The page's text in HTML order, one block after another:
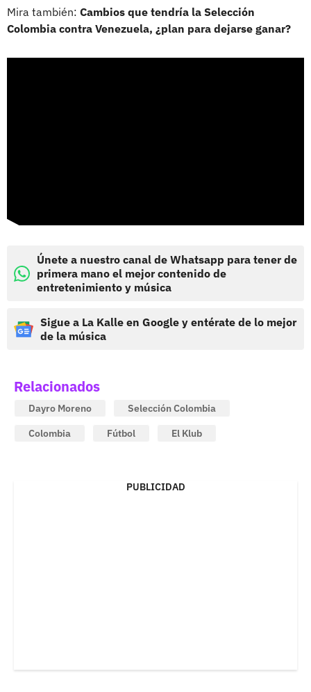
Mira también: Cambios que tendría la Selección
Colombia contra Venezuela, ¿plan para dejarse ganar?
Únete a nuestro canal de Whatsapp para tener de
primera mano el mejor contenido de
entretenimiento y música
Sigue a La Kalle en Google y entérate de lo mejor
de la música
Relacionados
Dayro Moreno
Selección Colombia
Colombia
Fútbol El Klub
PUBLICIDAD